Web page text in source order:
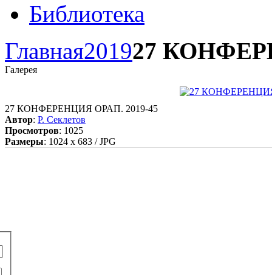
Библиотека
Главная201927
Галерея
27 КОНФЕРЕНЦИЯ ОРАП. 2019-45
Автор: Р. Секлетов
Просмотров: 1025
Размеры: 1024 x 683 / JPG